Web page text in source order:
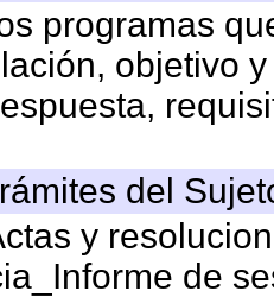
programas
objetivo
del
y
de